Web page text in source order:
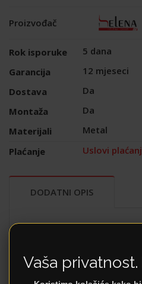
Proizvođač
Rok isporuke
5 dana
Garancija
12 mjeseci
Dostava
Da
Montaža
Da
Materijali
Metal
Plaćanje
Uslovi
DODATNI OPIS
Stolica
je odgovor na
namještajem koji je
Vaša